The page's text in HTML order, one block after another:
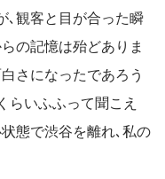
､観客と目が合った瞬
の記憶は殆どありま
さになったであろう
らいふふって聞こえ
態で渋谷を離れ､私の